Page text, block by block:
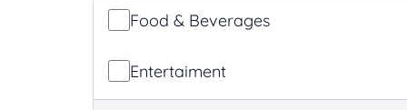
Food & Beverages
Entertaiment